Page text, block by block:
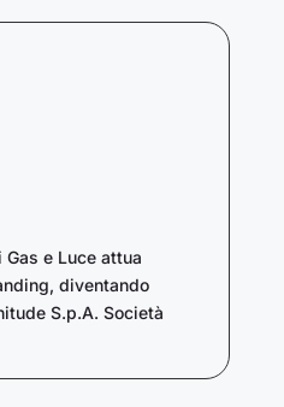
e Luce attua
diventando
S.p.A. Società